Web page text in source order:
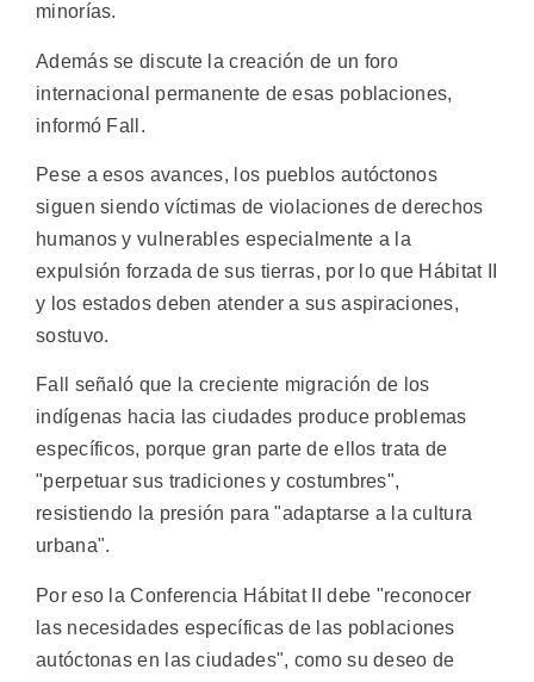
minorías.
Además se discute la creación de un foro
internacional permanente de esas poblaciones,
informó Fall.
Pese a esos avances, los pueblos autóctonos
siguen siendo víctimas de violaciones de derechos
humanos y vulnerables especialmente a la
expulsión forzada de sus tierras, por lo que Hábitat II
y los estados deben atender a sus aspiraciones,
sostuvo.
Fall señaló que la creciente migración de los
indígenas hacia las ciudades produce problemas
específicos, porque gran parte de ellos trata de
"perpetuar sus tradiciones y costumbres",
resistiendo la presión para "adaptarse a la cultura
urbana".
Por eso la Conferencia Hábitat II debe "reconocer
las necesidades específicas de las poblaciones
autóctonas en las ciudades", como su deseo de